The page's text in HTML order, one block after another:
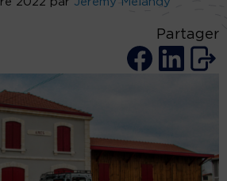
Partager